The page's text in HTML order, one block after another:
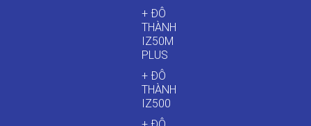
+ ĐÔ
THÀNH
IZ50M
PLUS
+ ĐÔ
THÀNH
IZ500